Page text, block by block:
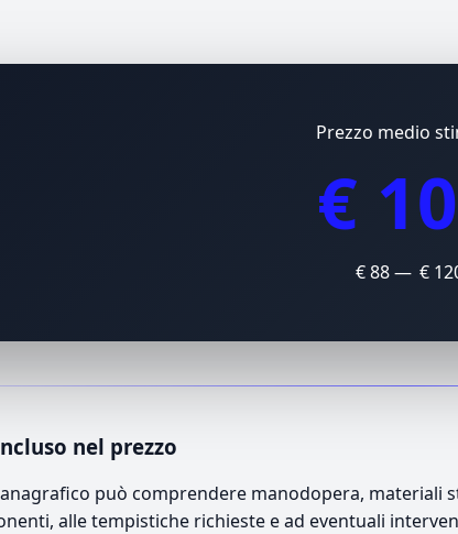
Prezzo medio
€
€ 88 — €
nel prezzo
può comprendere manodopera, materiali
alle tempistiche richieste e ad eventuali